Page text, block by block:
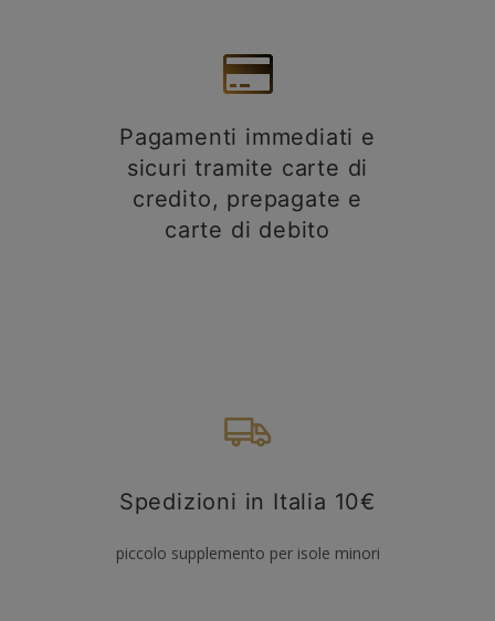
Pagamenti immediati e
sicuri tramite carte di
credito, prepagate e
carte di debito
Spedizioni in Italia 10€
piccolo supplemento per isole minori